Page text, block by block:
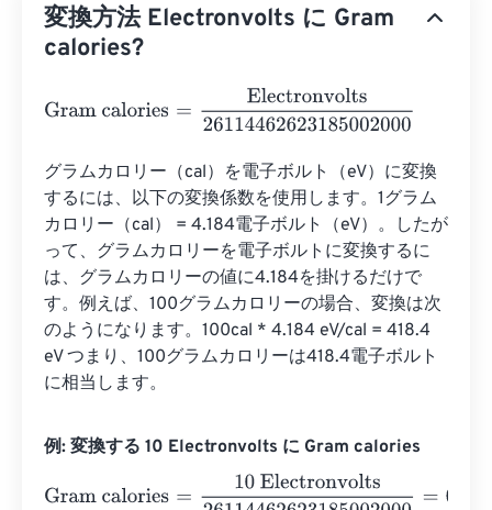
変換方法 Electronvolts に Gram
calories?
Gram calories Electronvolts26114462623185002000
グラムカロリー（cal）を電子ボルト（eV）に変換
するには、以下の変換係数を使用します。1グラム
カロリー（cal） = 4.184電子ボルト（eV）。したが
って、グラムカロリーを電子ボルトに変換するに
は、グラムカロリーの値に4.184を掛けるだけで
す。例えば、100グラムカロリーの場合、変換は次
のようになります。100cal * 4.184 eV/cal = 418.4
eV つまり、100グラムカロリーは418.4電子ボルト
に相当します。
例: 変換する 10 Electronvolts に Gram calories
Gram calories
10 Electronvolts